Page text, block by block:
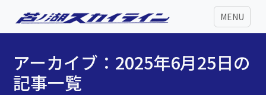
MENU
アーカイブ：2025年6月25日の
記事一覧